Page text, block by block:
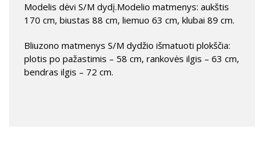
Modelis dėvi S/M dydį.Modelio matmenys: aukštis
170 cm, biustas 88 cm, liemuo 63 cm, klubai 89 cm.
Bliuzono matmenys S/M dydžio išmatuoti plokščia:
plotis po pažastimis – 58 cm, rankovės ilgis – 63 cm,
bendras ilgis – 72 cm.